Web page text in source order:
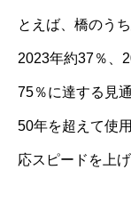
とえば、橋のう
2023年約37％、
75％に達する見
50年を超えて使
応スピードを上